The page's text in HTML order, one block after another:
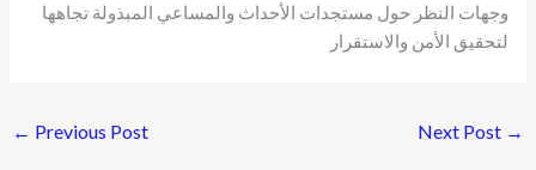
وجهات النظر حول مستجدات الأحداث والمساعي المبذولة تجاهها
لتحقيق الأمن والاستقرار
← Previous Post Next Post →